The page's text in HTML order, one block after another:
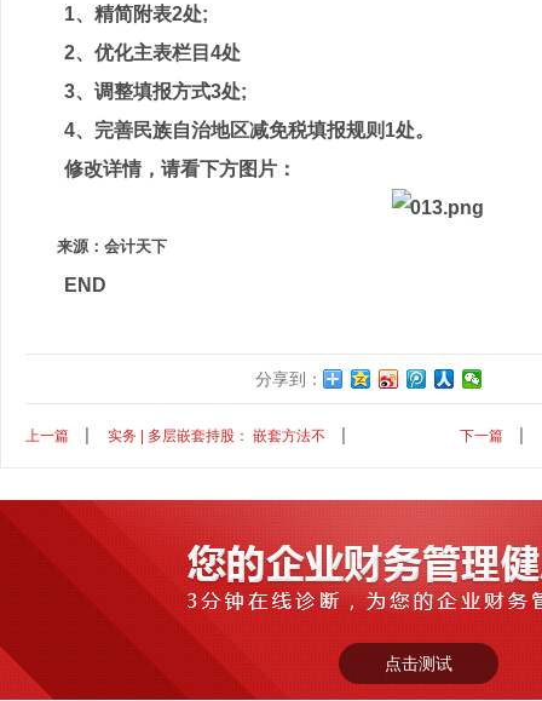
1、精简附表2处;
2、优化主表栏目4处
3、调整填报方式3处;
4、完善民族自治地区减免税填报规则1处。
修改详情，请看下方图片：
来源：会计天下
END
分享到：
上一篇 实务 | 多层嵌套持股： 嵌套方法不 下一篇
点击测试